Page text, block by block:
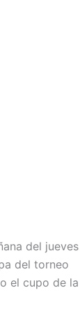
del jueves
del torneo
el cupo de la